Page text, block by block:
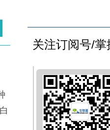
关注订阅号/